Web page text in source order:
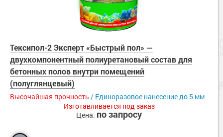
Тексипол-2 Эксперт «Быстрый пол» —
двухкомпонентный полиуретановый состав для
бетонных полов внутри помещений
(полуглянцевый)
Высочайшая прочность / Единоразовое нанесение до 5 мм
Изготавливается под заказ
Цена: по запросу